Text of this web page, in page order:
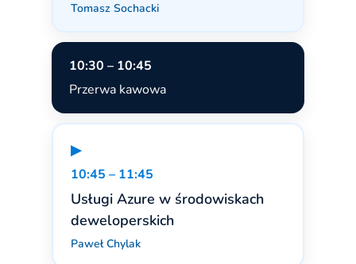
Tomasz Sochacki
10:30 – 10:45
Przerwa kawowa
▶
10:45 – 11:45
Usługi Azure w środowiskach
deweloperskich
Paweł Chylak